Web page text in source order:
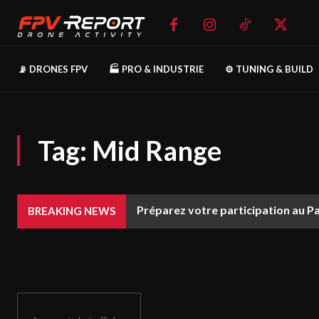
📡 DRONES FPV 🏭 PRO & INDUSTRIE ⚙️ TUNING & BUILD
Tag: Mid Range
BREAKING NEWS Préparez votre participation au